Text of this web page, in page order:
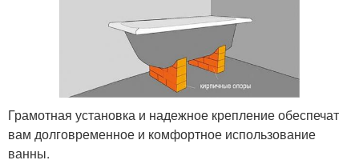
Грамотная установка и надежное крепление обеспечат
вам долговременное и комфортное использование
ванны.